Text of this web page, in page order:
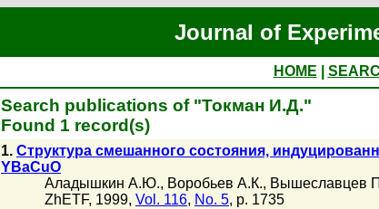
Journal of
HOME
Search publications of "Токман И.Д."
Found 1 record(s)
1. Структура смешанного состояния,
YBaCuO
Аладышкин А.Ю., Воробьев А.К., Вышеславцев
ZhETF, 1999, Vol. 116, No. 5, p. 1735